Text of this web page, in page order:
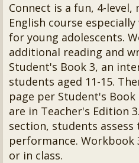
Connect is a fun, 4-
English course
for young adolescents.
additional reading and
Student's Book 3, an
students aged 11-15.
page per Student's Book
are in Teacher's Edition
section, students assess
performance. Workbook
or in class.